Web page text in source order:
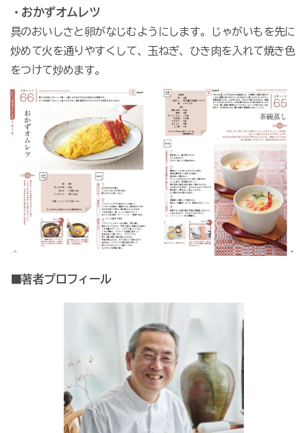
・おかずオムレツ
具のおいしさと卵がなじむようにします。じゃがいもを先に
炒めて火を通りやすくして、玉ねぎ、ひき肉を入れて焼き色
をつけて炒めます。
■著者プロフィール